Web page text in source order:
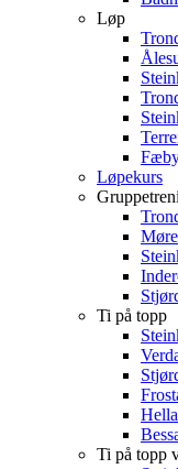
Løp
Løpekurs
Ti på topp
Ti på topp